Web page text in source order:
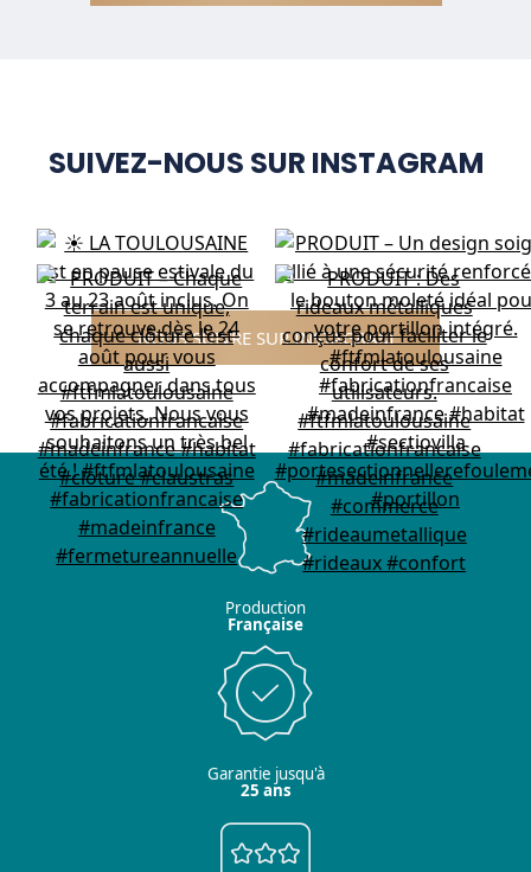
SUIVEZ-NOUS SUR INSTAGRAM
NOUS SUIVRE SUR INSTAGRAM
Production
Française
Garantie jusqu'à
25 ans